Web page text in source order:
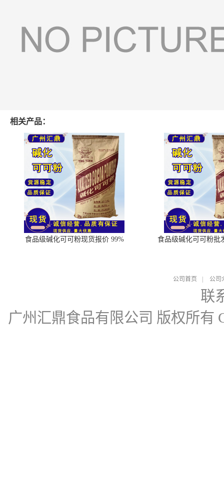
相关产品：
食品级碱化可可粉现货报价 99% 食品级碱化可可粉批
公司首页 公司
联
广州汇鼎食品有限公司 版权所有